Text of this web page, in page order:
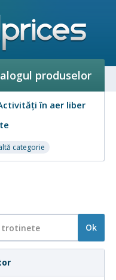
produselor
în aer liber
categorie
Ok